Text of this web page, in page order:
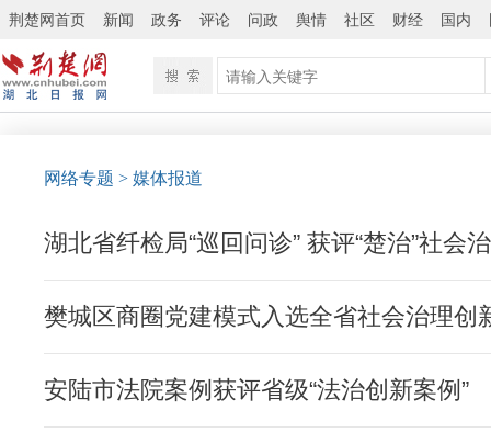
荆楚网首页 新闻 政务 评论 问政 舆情 社区 财经 国内
网络专题 > 媒体报道
湖北省纤检局“巡回问诊” 获评“楚治”社会
樊城区商圈党建模式入选全省社会治理创
安陆市法院案例获评省级“法治创新案例”